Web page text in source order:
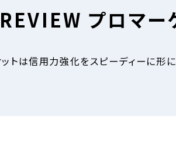
プロマー
トは信用力強化をスピーディーに形